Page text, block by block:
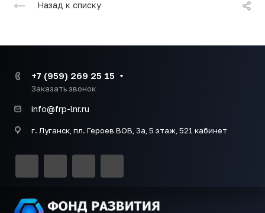
Назад к списку
+7 (959) 269 25 15
Заказать звонок
info@frp-lnr.ru
г. Луганск, пл. Героев ВОВ, 3а, 5 этаж, 521 кабинет